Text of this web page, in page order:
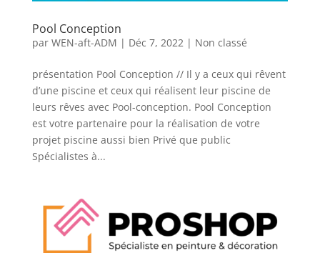
Pool Conception
par WEN-aft-ADM | Déc 7, 2022| Non classé
présentation Pool Conception // Il y a ceux qui rêvent
d’une piscine et ceux qui réalisent leur piscine de
leurs rêves avec Pool-conception. Pool Conception
est votre partenaire pour la réalisation de votre
projet piscine aussi bien Privé que public
Spécialistes à...